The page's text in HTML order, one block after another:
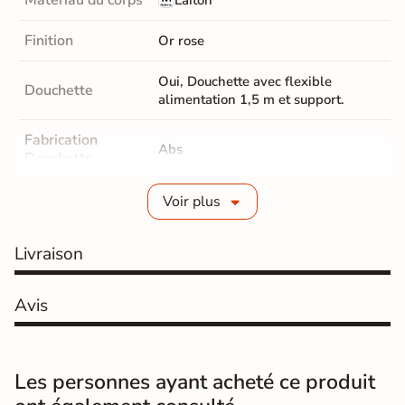
Finition Or rose
Douchette
Oui, Douchette avec flexible
alimentation 1,5 m et support.
Fabrication
Douchette
Abs
Réglable en hauteur
Dimensions ciel
de pluie
20 cm
Forme Ciel de
Carré
La colonne comprend : Barre de
douche acier avec patères de
Voir plus
Livraison
Avis
Les personnes ayant acheté ce produit